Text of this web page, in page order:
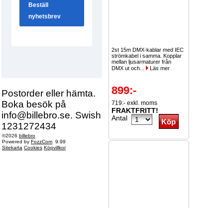
Postorder eller hämta.
Boka besök på
info@billebro.se. Swish
1231272434
©2026 billebro
Powered by FozzCom 9.99
Sitekarta Cookies Köpvillkor
2st 15m DMX-kablar med IEC
strömkabel i samma. Kopplar
mellan ljusarmaturer från
DMX ut och...
Läs mer
899:-
719:- exkl. moms
FRAKTFRITT!
Antal